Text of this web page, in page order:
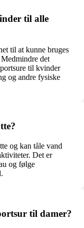
til alle
til at kunne bruges
det
til kvinder
og andre fysiske
og kan tåle vand
Det er
og følge
til damer?